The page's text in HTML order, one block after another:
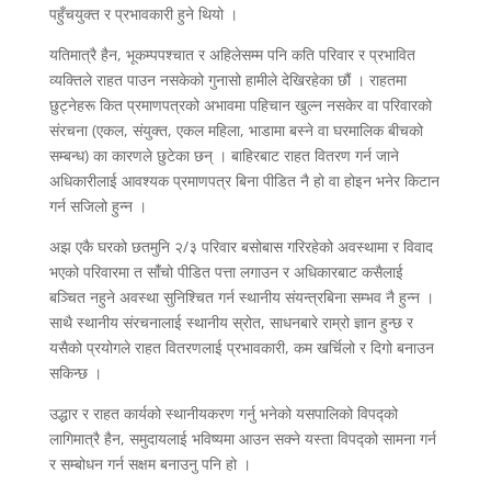
पहुँचयुक्त र प्रभावकारी हुने थियो ।
यतिमात्रै हैन, भूकम्पपश्चात र अहिलेसम्म पनि कति परिवार र प्रभावित
व्यक्तिले राहत पाउन नसकेको गुनासो हामीले देखिरहेका छौं । राहतमा
छुट्नेहरू कित प्रमाणपत्रको अभावमा पहिचान खुल्न नसकेर वा परिवारको
संरचना (एकल, संयुक्त, एकल महिला, भाडामा बस्ने वा घरमालिक बीचको
सम्बन्ध) का कारणले छुटेका छन् । बाहिरबाट राहत वितरण गर्न जाने
अधिकारीलाई आवश्यक प्रमाणपत्र बिना पीडित नै हो वा होइन भनेर किटान
गर्न सजिलो हुन्न ।
अझ एकै घरको छतमुनि २/३ परिवार बसोबास गरिरहेको अवस्थामा र विवाद
भएको परिवारमा त सांँचो पीडित पत्ता लगाउन र अधिकारबाट कसैलाई
बञ्चित नहुने अवस्था सुनिश्चित गर्न स्थानीय संयन्त्रबिना सम्भव नै हुन्न ।
साथै स्थानीय संरचनालाई स्थानीय स्रोत, साधनबारे राम्रो ज्ञान हुन्छ र
यसैको प्रयोगले राहत वितरणलाई प्रभावकारी, कम खर्चिलो र दिगो बनाउन
सकिन्छ ।
उद्धार र राहत कार्यको स्थानीयकरण गर्नु भनेको यसपालिको विपद्को
लागिमात्रै हैन, समुदायलाई भविष्यमा आउन सक्ने यस्ता विपद्को सामना गर्न
र सम्बोधन गर्न सक्षम बनाउनु पनि हो ।